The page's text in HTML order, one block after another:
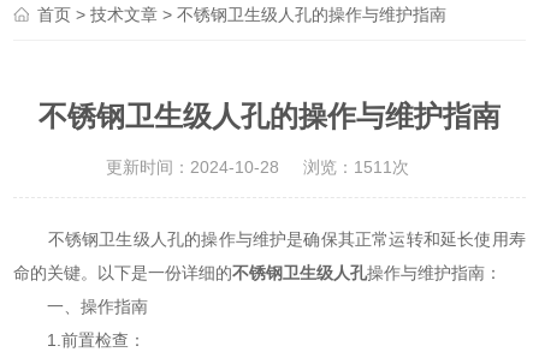
首页 >技术文章 > 不锈钢卫生级人孔的操作与维护指南
不锈钢卫生级人孔的操作与维护指南
更新时间：2024-10-28 浏览：1511次
不锈钢卫生级人孔的操作与维护是确保其正常运转和延长使用寿
命的关键。以下是一份详细的不锈钢卫生级人孔操作与维护指南：
一、操作指南
1.前置检查：